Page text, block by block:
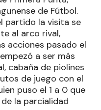
de Fútbol.
partido la visita se
al arco rival,
acciones pasado el
a ser más
cabaña de piolines
de juego con el
puso el 1 a 0 que
la parcialidad